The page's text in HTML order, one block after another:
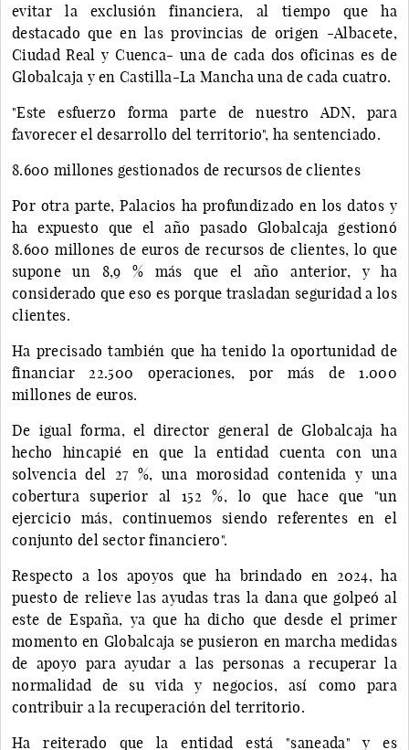
evitar la exclusión financiera, al tiempo que ha
destacado que en las provincias de origen -Albacete,
Ciudad Real y Cuenca- una de cada dos oficinas es de
Globalcaja y en Castilla-La Mancha una de cada cuatro.
"Este esfuerzo forma parte de nuestro ADN, para
favorecer el desarrollo del territorio", ha sentenciado.
8.600 millones gestionados de recursos de clientes
Por otra parte, Palacios ha profundizado en los datos y
ha expuesto que el año pasado Globalcaja gestionó
8.600 millones de euros de recursos de clientes, lo que
supone un 8,9 % más que el año anterior, y ha
considerado que eso es porque trasladan seguridad a los
clientes.
Ha precisado también que ha tenido la oportunidad de
financiar 22.500 operaciones, por más de 1.000
millones de euros.
De igual forma, el director general de Globalcaja ha
hecho hincapié en que la entidad cuenta con una
solvencia del 27 %, una morosidad contenida y una
cobertura superior al 152 %, lo que hace que "un
ejercicio más, continuemos siendo referentes en el
conjunto del sector financiero".
Respecto a los apoyos que ha brindado en 2024, ha
puesto de relieve las ayudas tras la dana que golpeó al
este de España, ya que ha dicho que desde el primer
momento en Globalcaja se pusieron en marcha medidas
de apoyo para ayudar a las personas a recuperar la
normalidad de su vida y negocios, así como para
contribuir a la recuperación del territorio.
Ha reiterado que la entidad está "saneada" y es